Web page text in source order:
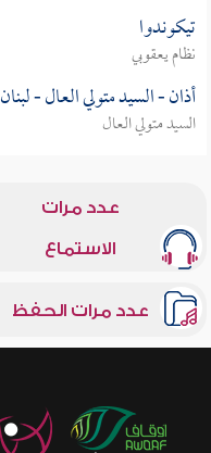
تيكوندوا
نظام يعقوبي
أذان - السيد متولي العال - لبنان
السيد متولي العال
عدد مرات
الاستماع
عدد مرات الحفظ